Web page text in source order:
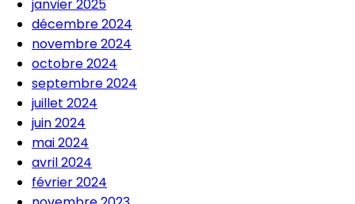
janvier 2025
décembre 2024
novembre 2024
octobre 2024
septembre 2024
juillet 2024
juin 2024
mai 2024
avril 2024
février 2024